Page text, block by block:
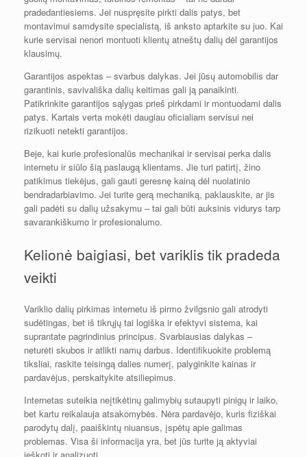
pradedantiesiems. Jei nuspręsite pirkti dalis patys, bet
montavimui samdysite specialistą, iš anksto aptarkite su juo. Kai
kurie servisai nenori montuoti klientų atneštų dalių dėl garantijos
klausimų.
Garantijos aspektas – svarbus dalykas. Jei jūsų automobilis dar
garantinis, savivališka dalių keitimas gali ją panaikinti.
Patikrinkite garantijos sąlygas prieš pirkdami ir montuodami dalis
patys. Kartais verta mokėti daugiau oficialiam servisui nei
rizikuoti netekti garantijos.
Beje, kai kurie profesionalūs mechanikai ir servisai perka dalis
internetu ir siūlo šią paslaugą klientams. Jie turi patirtį, žino
patikimus tiekėjus, gali gauti geresnę kainą dėl nuolatinio
bendradarbiavimo. Jei turite gerą mechaniką, paklauskite, ar jis
gali padėti su dalių užsakymu – tai gali būti auksinis vidurys tarp
savarankiškumo ir profesionalumo.
Kelionė baigiasi, bet variklis tik pradeda
veikti
Variklio dalių pirkimas internetu iš pirmo žvilgsnio gali atrodyti
sudėtingas, bet iš tikrųjų tai logiška ir efektyvi sistema, kai
suprantate pagrindinius principus. Svarbiausias dalykas –
neturėti skubos ir atlikti namų darbus. Identifikuokite problemą
tiksliai, raskite teisingą dalies numerį, palyginkite kainas ir
pardavėjus, perskaitykite atsiliepimus.
Internetas suteikia neįtikėtinų galimybių sutaupyti pinigų ir laiko,
bet kartu reikalauja atsakomybės. Nėra pardavėjo, kuris fiziškai
parodytų dalį, paaiškintų niuansus, įspėtų apie galimas
problemas. Visa ši informacija yra, bet jūs turite ją aktyviai